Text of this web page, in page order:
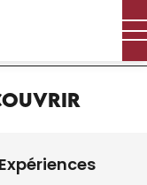
Expériences
- M.
des Près Vignals,